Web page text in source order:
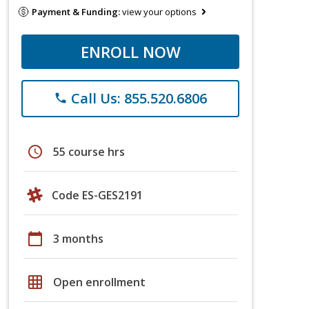
Payment & Funding:view your options
ENROLL NOW
phone Call Us: 855.520.6806
schedule 55 course hrs
Code ES-GES2191
calendar_today 3 months
grid_on Open enrollment